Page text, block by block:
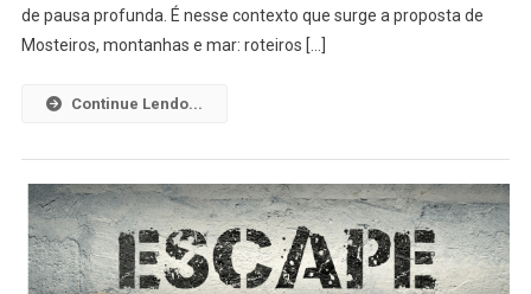
de pausa profunda. É nesse contexto que surge a proposta de
Mosteiros, montanhas e mar: roteiros […]
Continue Lendo...